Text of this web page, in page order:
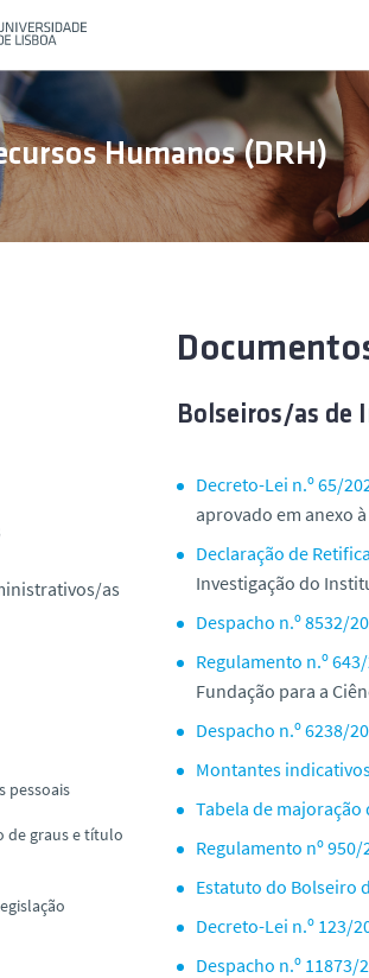
Humanos (DRH)
as
pessoais
de graus e título
Bolseiros/as de
Decreto-Lei n.º 65/
aprovado em anexo
Declaração de
Investigação do
Despacho n.º 8532/
Regulamento n.º
Fundação para a
Despacho n.º 6238/
Montantes
Tabela de majoração
Regulamento nº 950/
Estatuto do Bolseiro
Decreto-Lei n.º 123/
Despacho n.º 11873/